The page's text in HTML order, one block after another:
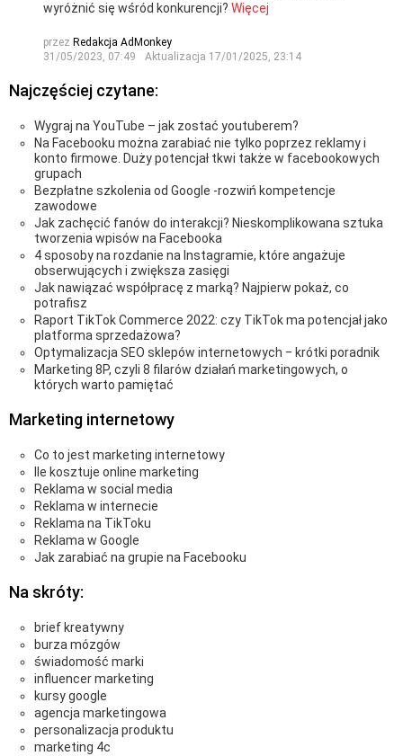
wyróżnić się wśród konkurencji? Więcej
przez Redakcja AdMonkey
31/05/2023, 07:49
Aktualizacja 17/01/2025, 23:14
Najczęściej czytane:
Wygraj na YouTube – jak zostać youtuberem?
Na Facebooku można zarabiać nie tylko poprzez reklamy i
konto firmowe. Duży potencjał tkwi także w facebookowych
grupach
Bezpłatne szkolenia od Google -rozwiń kompetencje
zawodowe
Jak zachęcić fanów do interakcji? Nieskomplikowana sztuka
tworzenia wpisów na Facebooka
4 sposoby na rozdanie na Instagramie, które angażuje
obserwujących i zwiększa zasięgi
Jak nawiązać współpracę z marką? Najpierw pokaż, co
potrafisz
Raport TikTok Commerce 2022: czy TikTok ma potencjał jako
platforma sprzedażowa?
Optymalizacja SEO sklepów internetowych ‒ krótki poradnik
Marketing 8P, czyli 8 filarów działań marketingowych, o
których warto pamiętać
Marketing internetowy
Co to jest marketing internetowy
Ile kosztuje online marketing
Reklama w social media
Reklama w internecie
Reklama na TikToku
Reklama w Google
Jak zarabiać na grupie na Facebooku
Na skróty:
brief kreatywny
burza mózgów
świadomość marki
influencer marketing
kursy google
agencja marketingowa
personalizacja produktu
marketing 4c